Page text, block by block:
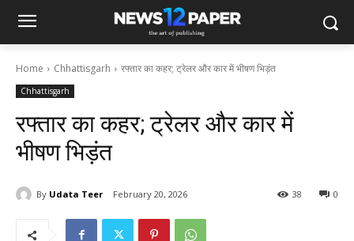
Home Chhattisgarh रफ्तार का कहर; ट्रेलर और कार में भीषण भिड़ंत
Chhattisgarh
रफ्तार का कहर; ट्रेलर और कार में
भीषण भिड़ंत
By Udata Teer February 20, 2026 0
38